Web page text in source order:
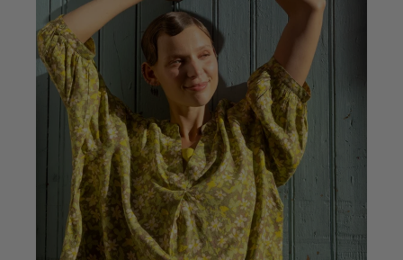
Vêtements hippies
Une mode scandinave
Superpositions
À rayures
Des carreaux à foison
Vêtements bio
Un design suédois
Robes en jersey
Vêtements bohèmes
Des vêtements pour les soirées fraîches
Vêtements à motif